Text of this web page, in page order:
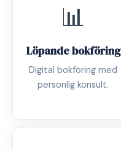
📊
Löpande bokföring
Digital bokföring med
personlig konsult.